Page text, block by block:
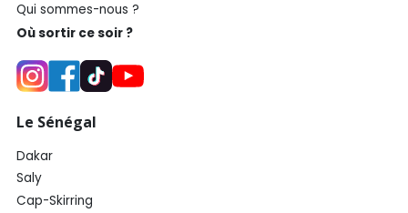
Qui sommes-nous ?
Où sortir ce soir ?
Le Sénégal
Dakar
Saly
Cap-Skirring